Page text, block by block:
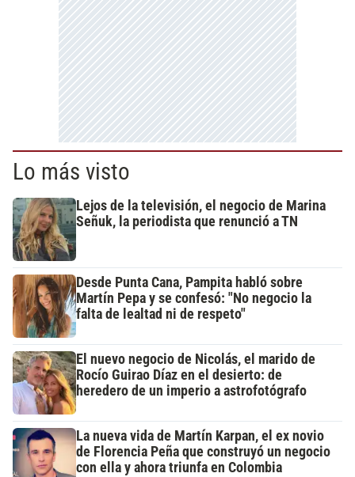
Lo más visto
Lejos de la televisión, el negocio de Marina
Señuk, la periodista que renunció a TN
Desde Punta Cana, Pampita habló sobre
Martín Pepa y se confesó: "No negocio la
falta de lealtad ni de respeto"
El nuevo negocio de Nicolás, el marido de
Rocío Guirao Díaz en el desierto: de
heredero de un imperio a astrofotógrafo
La nueva vida de Martín Karpan, el ex novio
de Florencia Peña que construyó un negocio
con ella y ahora triunfa en Colombia